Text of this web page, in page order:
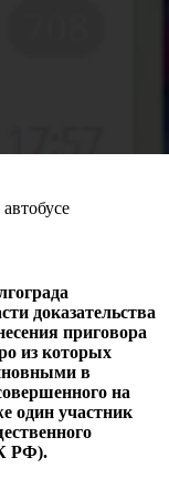
доказательства
приговора
из которых
в
на
один участник
РФ).